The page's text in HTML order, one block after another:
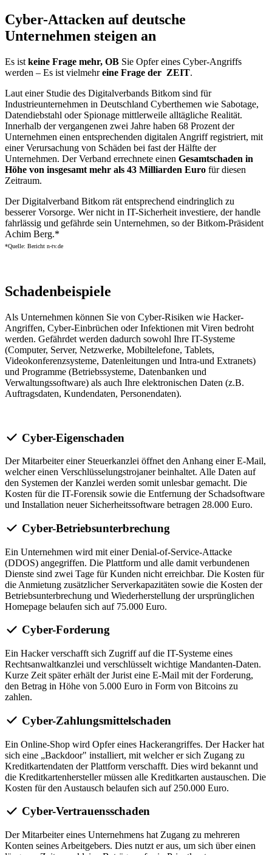
Cyber-Attacken auf deutsche
Unternehmen steigen an
Es ist keine Frage mehr, OB Sie Opfer eines Cyber-Angriffs
werden – Es ist vielmehreine Frage der ZEIT.
Laut einer Studie des Digitalverbands Bitkom sind für
Industrieunternehmen in Deutschland Cyberthemen wie Sabotage,
Datendiebstahl oder Spionage mittlerweile alltägliche Realität.
Innerhalb der vergangenen zwei Jahre haben 68 Prozent der
Unternehmen einen entsprechenden digitalen Angriff registriert, mit
einer Verursachung von Schäden bei fast der Hälfte der
Unternehmen. Der Verband errechnete einen Gesamtschaden in
Höhe von insgesamt mehr als 43 Milliarden Euro für diesen
Zeitraum.
Der Digitalverband Bitkom rät entsprechend eindringlich zu
besserer Vorsorge. Wer nicht in IT-Sicherheit investiere, der handle
fahrlässig und gefährde sein Unternehmen, so der Bitkom-Präsident
Achim Berg.*
*Quelle: Bericht n-tv.de
Schadenbeispiele
Als Unternehmen können Sie von Cyber-Risiken wie Hacker-
Angriffen, Cyber-Einbrüchen oder Infektionen mit Viren bedroht
werden. Gefährdet werden dadurch sowohl Ihre IT-Systeme
(Computer, Server, Netzwerke, Mobiltelefone, Tablets,
Videokonferenzsysteme, Datenleitungen und Intra-und Extranets)
und Programme (Betriebssysteme, Datenbanken und
Verwaltungssoftware) als auch Ihre elektronischen Daten (z.B.
Auftragsdaten, Kundendaten, Personendaten).
Cyber-Eigenschaden
Der Mitarbeiter einer Steuerkanzlei öffnet den Anhang einer E-Mail,
welcher einen Verschlüsselungstrojaner beinhaltet. Alle Daten auf
den Systemen der Kanzlei werden somit unlesbar gemacht. Die
Kosten für die IT-Forensik sowie die Entfernung der Schadsoftware
und Installation neuer Sicherheitssoftware betragen 28.000 Euro.
Cyber-Betriebsunterbrechung
Ein Unternehmen wird mit einer Denial-of-Service-Attacke
(DDOS) angegriffen. Die Plattform und alle damit verbundenen
Dienste sind zwei Tage für Kunden nicht erreichbar. Die Kosten für
die Anmietung zusätzlicher Serverkapazitäten sowie die Kosten der
Betriebsunterbrechung und Wiederherstellung der ursprünglichen
Homepage belaufen sich auf 75.000 Euro.
Cyber-Forderung
Ein Hacker verschafft sich Zugriff auf die IT-Systeme eines
Rechtsanwaltkanzlei und verschlüsselt wichtige Mandanten-Daten.
Kurze Zeit später erhält der Jurist eine E-Mail mit der Forderung,
den Betrag in Höhe von 5.000 Euro in Form von Bitcoins zu
zahlen.
Cyber-Zahlungsmittelschaden
Ein Online-Shop wird Opfer eines Hackerangriffes. Der Hacker hat
sich eine „Backdoor" installiert, mit welcher er sich Zugang zu
Kreditkartendaten der Plattform verschafft. Dies wird bekannt und
die Kreditkartenhersteller müssen alle Kreditkarten austauschen. Die
Kosten für den Austausch belaufen sich auf 250.000 Euro.
Cyber-Vertrauensschaden
Der Mitarbeiter eines Unternehmens hat Zugang zu mehreren
Konten seines Arbeitgebers. Dies nutzt er aus, um sich über einen